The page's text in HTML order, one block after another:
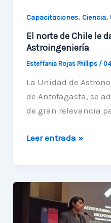
Capacitaciones, Ciencia,
El norte de Chile le
Astroingeniería
Esteffania Rojas Phillips /
La Unidad de
de Antofagasta, se
de gran relevancia
El
Chile
le
Leer entrada »